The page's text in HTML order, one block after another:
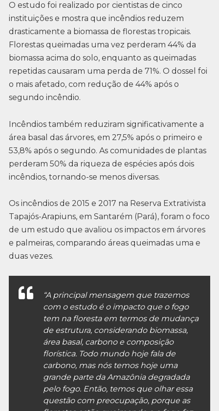
O estudo foi realizado por cientistas de cinco
instituições e mostra que incêndios reduzem
drasticamente a biomassa de florestas tropicais.
Florestas queimadas uma vez perderam 44% da
biomassa acima do solo, enquanto as queimadas
repetidas causaram uma perda de 71%. O dossel foi
o mais afetado, com redução de 44% após o
segundo incêndio.
Incêndios também reduziram significativamente a
área basal das árvores, em 27,5% após o primeiro e
53,8% após o segundo. As comunidades de plantas
perderam 50% da riqueza de espécies após dois
incêndios, tornando-se menos diversas.
Os incêndios de 2015 e 2017 na Reserva Extrativista
Tapajós-Arapiuns, em Santarém (Pará), foram o foco
de um estudo que avaliou os impactos em árvores
e palmeiras, comparando áreas queimadas uma e
duas vezes.
“A principal mensagem que trazemos
com o estudo é o impacto que o fogo
tem na floresta em termos de mudança
de estrutura, considerando biomassa,
área basal, carbono e composição
florística. Todo mundo hoje fala de
carbono, mas nós temos hoje uma
grande parte da Amazônia degradada
pelo fogo. Então, temos que olhar essa
questão com preocupação, porque as